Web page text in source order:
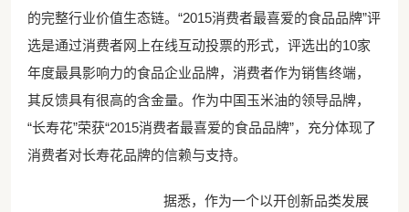
的完整行业价值生态链。“2015消费者最喜爱的食品品牌”评
选是通过消费者网上在线互动投票的形式，评选出的10家
年度最具影响力的食品企业品牌，消费者作为销售终端，
其反馈具有很高的含金量。作为中国玉米油的领导品牌，
“长寿花”荣获“2015消费者最喜爱的食品品牌”，充分体现了
消费者对长寿花品牌的信赖与支持。
据悉，作为一个以开创新品类发展